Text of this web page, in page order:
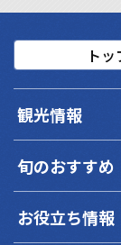
トッ
観光情報
旬のおすすめ
お役立ち情報